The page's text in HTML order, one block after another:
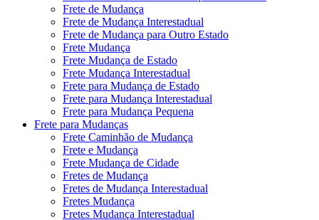
Frete de Mudança
Frete de Mudança Interestadual
Frete de Mudança para Outro Estado
Frete Mudança
Frete Mudança de Estado
Frete Mudança Interestadual
Frete para Mudança de Estado
Frete para Mudança Interestadual
Frete para Mudança Pequena
Frete para Mudanças
Frete Caminhão de Mudança
Frete e Mudança
Frete Mudança de Cidade
Fretes de Mudança
Fretes de Mudança Interestadual
Fretes Mudança
Fretes Mudança Interestadual